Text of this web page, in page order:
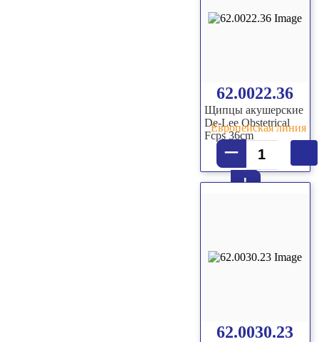
62.0022.36
Щипцы акушерские
De-Lee Obstetrical
Fcps 36cm
–
+
Европейская линия
62.0030.23